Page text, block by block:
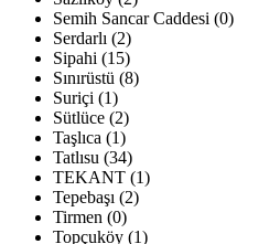
Semih Sancar Caddesi (0)
Serdarlı (2)
Sipahi (15)
Sınırüstü (8)
Suriçi (1)
Sütlüce (2)
Taşlıca (1)
Tatlısu (34)
TEKANT (1)
Tepebaşı (2)
Tirmen (0)
Topçuköy (1)